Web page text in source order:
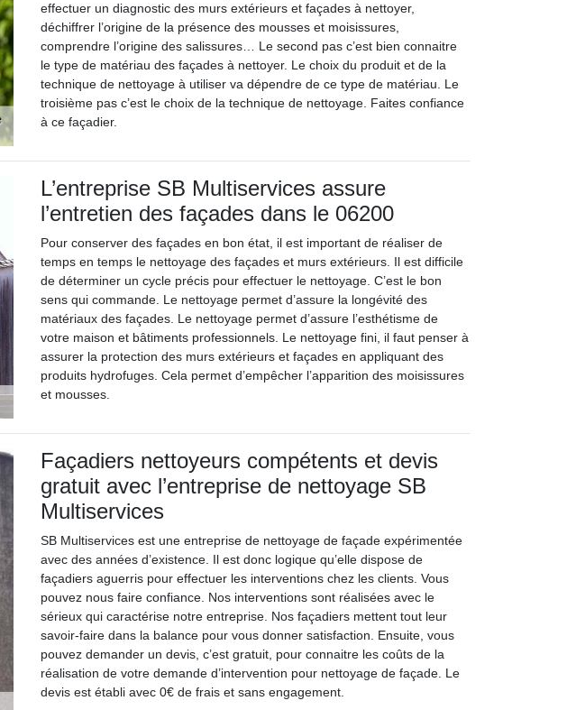
effectuer un diagnostic des murs extérieurs et façades à nettoyer,
déchiffrer l’origine de la présence des mousses et moisissures,
comprendre l’origine des salissures… Le second pas c’est bien connaitre
le type de matériau des façades à nettoyer. Le choix du produit et de la
technique de nettoyage à utiliser va dépendre de ce type de matériau. Le
troisième pas c’est le choix de la technique de nettoyage. Faites confiance
à ce façadier.
L’entreprise SB Multiservices assure
l’entretien des façades dans le 06200
Pour conserver des façades en bon état, il est important de réaliser de
temps en temps le nettoyage des façades et murs extérieurs. Il est difficile
de déterminer un cycle précis pour effectuer le nettoyage. C’est le bon
sens qui commande. Le nettoyage permet d’assure la longévité des
matériaux des façades. Le nettoyage permet d’assure l’esthétisme de
votre maison et bâtiments professionnels. Le nettoyage fini, il faut penser à
assurer la protection des murs extérieurs et façades en appliquant des
produits hydrofuges. Cela permet d’empêcher l’apparition des moisissures
et mousses.
Façadiers nettoyeurs compétents et devis
gratuit avec l’entreprise de nettoyage SB
Multiservices
SB Multiservices est une entreprise de nettoyage de façade expérimentée
avec des années d’existence. Il est donc logique qu’elle dispose de
façadiers aguerris pour effectuer les interventions chez les clients. Vous
pouvez nous faire confiance. Nos interventions sont réalisées avec le
sérieux qui caractérise notre entreprise. Nos façadiers mettent tout leur
savoir-faire dans la balance pour vous donner satisfaction. Ensuite, vous
pouvez demander un devis, c’est gratuit, pour connaitre les coûts de la
réalisation de votre demande d’intervention pour nettoyage de façade. Le
devis est établi avec 0€ de frais et sans engagement.